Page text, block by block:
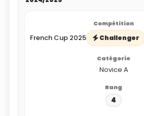
French Cup 2025 Challenger
Novice A
4